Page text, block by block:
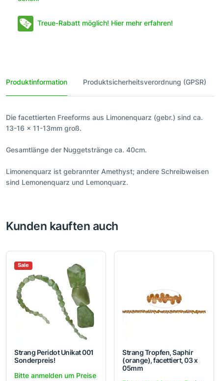
Treue-Rabatt möglich! Hier mehr erfahren!
Produktinformation Produktsicherheitsverordnung (GPSR)
Die facettierten Freeforms aus Limonenquarz (gebr.) sind ca.
13-16 x 11-13mm groß.
Gesamtlänge der Nuggetstränge ca. 40cm.
Limonenquarz ist gebrannter Amethyst; andere Schreibweisen
sind Lemonenquarz und Lemonquarz.
Kunden kauften auch
Sale
Strang Peridot Unikat 001
Sonderpreis!
Bitte anmelden um Preise
Strang Tropfen, Saphir
(orange), facettiert, 03 x
05mm